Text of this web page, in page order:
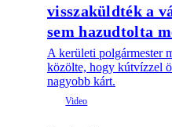
visszaküldték a
sem hazudtolta
A kerületi polgármester
közölte, hogy kútvízzel
nagyobb kárt.